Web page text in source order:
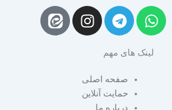
W
h
t
T
e
e
r
a
I
n
g
r
لینک های مهم
صفحه اصلی
حمایت آنلاین
درباره ما